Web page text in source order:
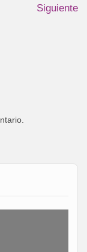
Siguiente